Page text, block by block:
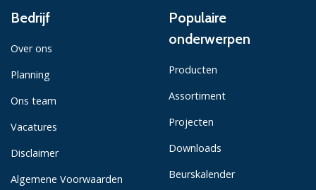
Bedrijf
Over ons
Planning
Ons team
Vacatures
Disclaimer
Algemene Voorwaarden
Populaire
onderwerpen
Producten
Assortiment
Projecten
Downloads
Beurskalender